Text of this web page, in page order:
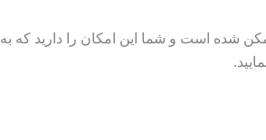
شده است و شما این امکان را دارید که به